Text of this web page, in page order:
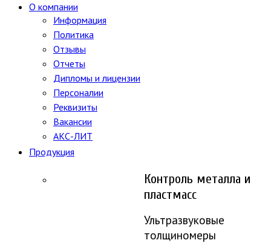
О компании
Информация
Политика
Отзывы
Отчеты
Дипломы и лицензии
Персоналии
Реквизиты
Вакансии
АКС-ЛИТ
Продукция
Контроль металла и
пластмасс
Ультразвуковые
толщиномеры